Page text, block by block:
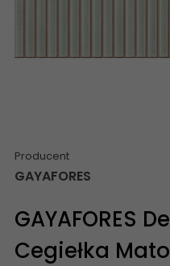
Producent
GAYAFORES
GAYAFORES
Cegiełka